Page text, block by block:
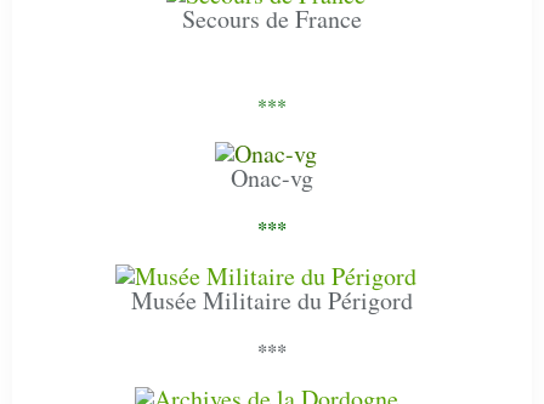
Secours de France
***
Onac-vg
***
Musée Militaire du Périgord
***